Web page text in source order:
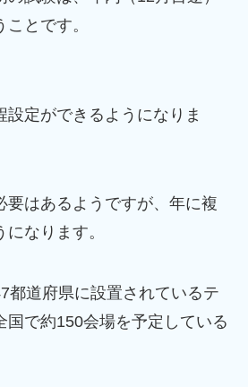
とです。
設定ができるようになりま
要はあるようですが、年に複
なります。
都道府県に設置されているテ
国で約150会場を予定している